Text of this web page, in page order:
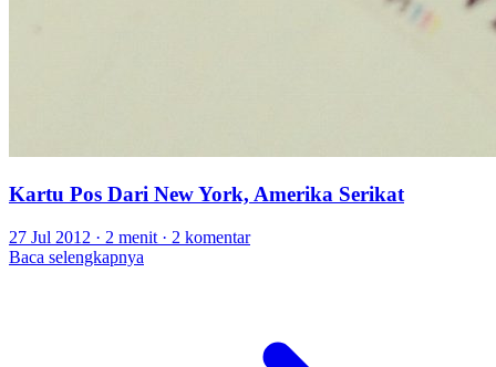
Kartu Pos Dari New York, Amerika Serikat
27 Jul 2012 · 2 menit · 2 komentar
Baca selengkapnya